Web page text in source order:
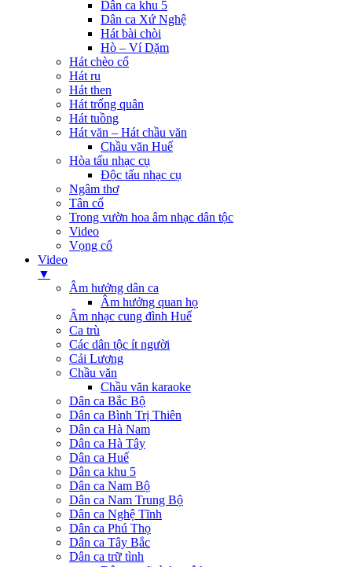
Dân ca khu 5
Dân ca Xứ Nghệ
Hát bài chòi
Hò – Ví Dặm
Hát chèo cổ
Hát ru
Hát then
Hát trống quân
Hát tuồng
Hát văn – Hát chầu văn
Chầu văn Huế
Hòa tấu nhạc cụ
Độc tấu nhạc cụ
Ngâm thơ
Tân cổ
Trong vườn hoa âm nhạc dân tộc
Video
Vọng cổ
Video
▼
Âm hưởng dân ca
Âm hưởng quan họ
Âm nhạc cung đình Huế
Ca trù
Các dân tộc ít người
Cải Lương
Chầu văn
Chầu văn karaoke
Dân ca Bắc Bộ
Dân ca Bình Trị Thiên
Dân ca Hà Nam
Dân ca Hà Tây
Dân ca Huế
Dân ca khu 5
Dân ca Nam Bộ
Dân ca Nam Trung Bộ
Dân ca Nghệ Tĩnh
Dân ca Phú Thọ
Dân ca Tây Bắc
Dân ca trữ tình